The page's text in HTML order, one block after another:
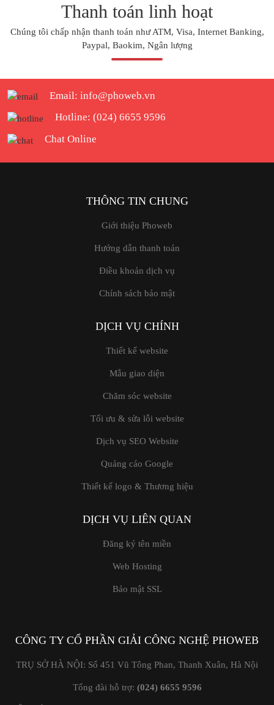
Thanh toán linh hoạt
Chúng tôi chấp nhận thanh toán như ATM, Visa, Internet Banking,
Paypal, Baokim, Ngân lượng
Email: info@phoweb.vn
Hotline: (024) 6655 9596
Chat Online
THÔNG TIN CHUNG
Giới thiệu Phoweb
Hướng dẫn thanh toán
Điều khoản dịch vụ
Chính sách bảo mật
DỊCH VỤ CHÍNH
Thiết kế website
Mẫu giao diện
Chăm sóc website
Tối ưu & sửa lỗi website
Dịch vụ SEO Website
Quảng cáo Google
Thiết kế logo & Thương hiệu
DỊCH VỤ LIÊN QUAN
Đăng ký tên miền
Web Hosting
Bảo mật SSL
CÔNG TY CỔ PHẦN GIẢI CÔNG NGHỆ PHOWEB
TRỤ SỞ HÀ NỘI: Số 451 Vũ Tông Phan, Thanh Xuân, Hà Nội
Tổng đài hỗ trợ: (024) 6655 9596